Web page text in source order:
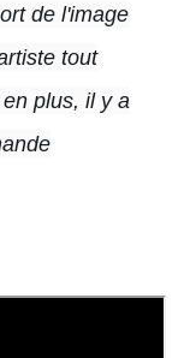
de l'image
tout
plus, il y a